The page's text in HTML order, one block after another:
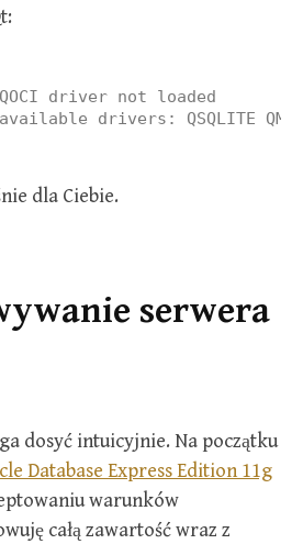
driver not loaded
drivers: QSQLITE QMYSQL
dla Ciebie.
serwera
dosyć intuicyjnie. Na początku
Database Express Edition 11g
warunków
całą zawartość wraz z